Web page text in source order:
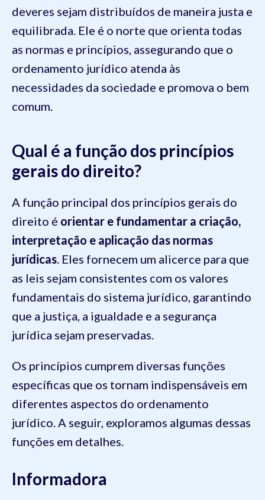
deveres sejam distribuídos de maneira justa e
equilibrada. Ele é o norte que orienta todas
as normas e princípios, assegurando que o
ordenamento jurídico atenda às
necessidades da sociedade e promova o bem
comum.
Qual é a função dos princípios
gerais do direito?
A função principal dos princípios gerais do
direito é orientar e fundamentar a criação,
interpretação e aplicação das normas
jurídicas . Eles fornecem um alicerce para que
as leis sejam consistentes com os valores
fundamentais do sistema jurídico, garantindo
que a justiça, a igualdade e a segurança
jurídica sejam preservadas.
Os princípios cumprem diversas funções
específicas que os tornam indispensáveis em
diferentes aspectos do ordenamento
jurídico. A seguir, exploramos algumas dessas
funções em detalhes.
Informadora